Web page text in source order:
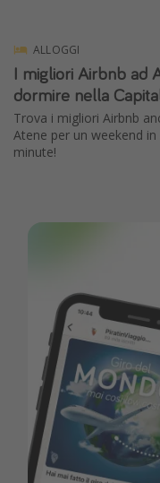
Calendario di viaggio
Festività del 2026
Città più visitate
ALLOGGI
I migliori Airbnb ad
dormire nella
Trova i migliori Airbnb
Atene per un weekend
minute!